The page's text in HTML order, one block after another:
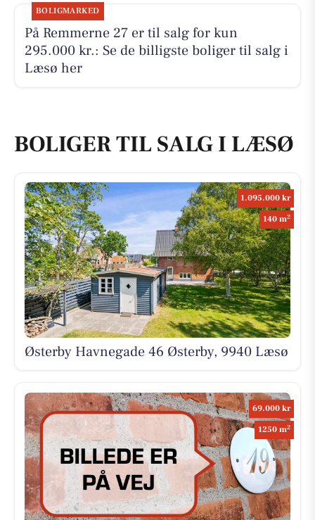
BOLIGMARKED
På Remmerne 27 er til salg for kun
295.000 kr.: Se de billigste boliger til salg i
Læsø her
BOLIGER TIL SALG I LÆSØ
1.095.000 kr
140 m2
Østerby Havnegade 46 Østerby, 9940 Læsø
69.000 kr
1250 m2